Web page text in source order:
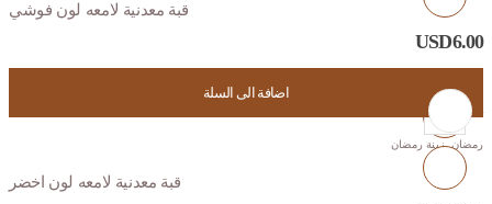
قبة معدنية لامعه لون فوشي
USD6.00
اضافة الى السلة
رمضان,زينة رمضان
قبة معدنية لامعه لون اخضر